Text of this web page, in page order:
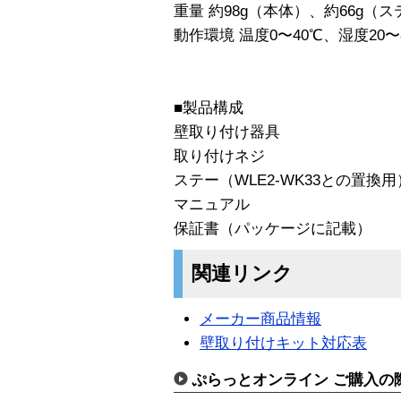
重量 約98g（本体）、約66g（ス
動作環境 温度0〜40℃、湿度20
■製品構成
壁取り付け器具
取り付けネジ
ステー（WLE2-WK33との置換用
マニュアル
保証書（パッケージに記載）
関連リンク
メーカー商品情報
壁取り付けキット対応表
ぷらっとオンライン ご購入の